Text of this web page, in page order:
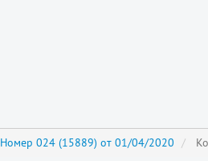
Номер 024 (15889) от 01/04/2020